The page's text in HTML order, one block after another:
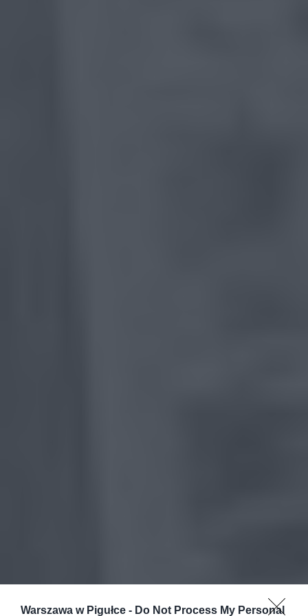
Warszawa w Pigułce - Do Not Process My Personal